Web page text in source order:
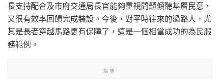
長支持配合及市府交通局長官能夠重視問題傾聽基層民意，
又很有效率回饋完成裝設。今後，對平時往來的過路人，尤
其是長者穿越馬路更有保障了，這是一個相當成功的為民服
務範例。
廣告